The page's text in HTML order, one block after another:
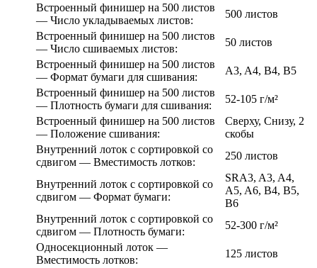
Встроенный финишер на 500 листов
— Число укладываемых листов:
500 листов
Встроенный финишер на 500 листов
— Число сшиваемых листов:
50 листов
Встроенный финишер на 500 листов
— Формат бумаги для сшивания:
A3, A4, B4, B5
Встроенный финишер на 500 листов
— Плотность бумаги для сшивания:
52-105 г/м²
Встроенный финишер на 500 листов
— Положение сшивания:
Сверху, Снизу, 2
скобы
Внутренний лоток с сортировкой со
сдвигом — Вместимость лотков:
250 листов
Внутренний лоток с сортировкой со
сдвигом — Формат бумаги:
SRA3, A3, A4,
A5, A6, B4, B5,
B6
Внутренний лоток с сортировкой со
сдвигом — Плотность бумаги:
52-300 г/м²
Односекционный лоток —
Вместимость лотков:
125 листов